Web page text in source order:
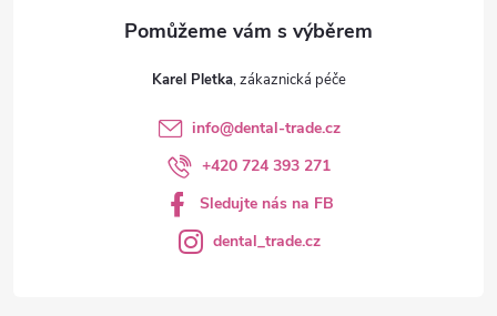
Karel Pletka
info@dental-trade.cz
+420 724 393 271
Sledujte nás na FB
dental_trade.cz